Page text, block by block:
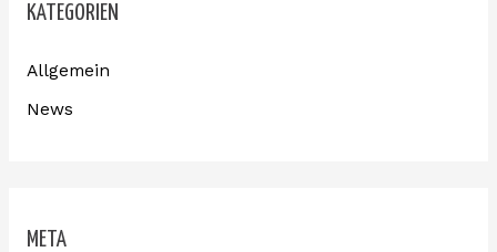
KATEGORIEN
Allgemein
News
META